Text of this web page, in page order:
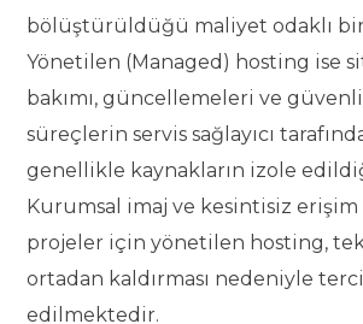
bölüştürüldüğü maliyet odaklı
Yönetilen (Managed) hosting ise
bakımı, güncellemeleri ve
süreçlerin servis sağlayıcı
genellikle kaynakların izole
Kurumsal imaj ve kesintisiz
projeler için yönetilen hosting,
ortadan kaldırması nedeniyle
edilmektedir.